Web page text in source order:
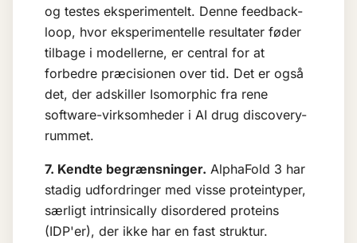
og testes eksperimentelt. Denne feedback-
loop, hvor eksperimentelle resultater føder
tilbage i modellerne, er central for at
forbedre præcisionen over tid. Det er også
det, der adskiller Isomorphic fra rene
software-virksomheder i AI drug discovery-
rummet.
7. Kendte begrænsninger. AlphaFold 3 har
stadig udfordringer med visse proteintyper,
særligt intrinsically disordered proteins
(IDP'er), der ikke har en fast struktur.